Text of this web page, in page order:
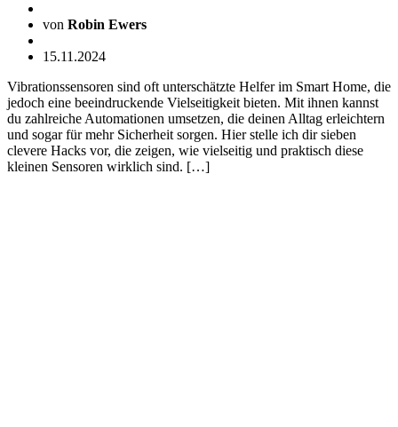
von Robin Ewers
15.11.2024
Vibrationssensoren sind oft unterschätzte Helfer im Smart Home, die
jedoch eine beeindruckende Vielseitigkeit bieten. Mit ihnen kannst
du zahlreiche Automationen umsetzen, die deinen Alltag erleichtern
und sogar für mehr Sicherheit sorgen. Hier stelle ich dir sieben
clevere Hacks vor, die zeigen, wie vielseitig und praktisch diese
kleinen Sensoren wirklich sind. […]